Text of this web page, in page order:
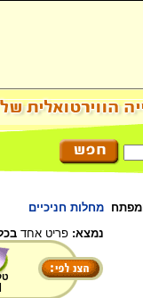
מחלות חניכיים
נמצא: פריט אחד